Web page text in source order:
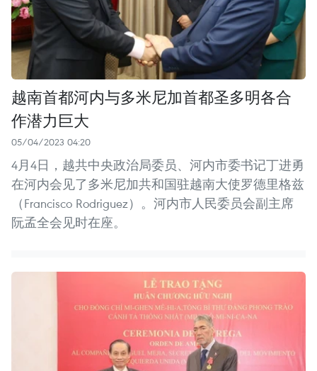
越南首都河内与多米尼加首都圣多明各合
作潜力巨大
05/04/2023 04:20
4月4日，越共中央政治局委员、河内市委书记丁进勇
在河内会见了多米尼加共和国驻越南大使罗德里格兹
（Francisco Rodriguez）。河内市人民委员会副主席
阮孟全会见时在座。